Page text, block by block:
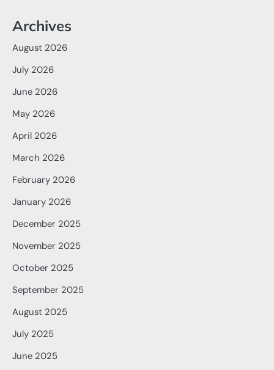
Archives
August 2026
July 2026
June 2026
May 2026
April 2026
March 2026
February 2026
January 2026
December 2025
November 2025
October 2025
September 2025
August 2025
July 2025
June 2025